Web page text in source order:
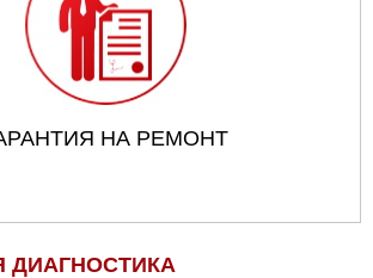
НА РЕМОНТ
ДИАГНОСТИКА